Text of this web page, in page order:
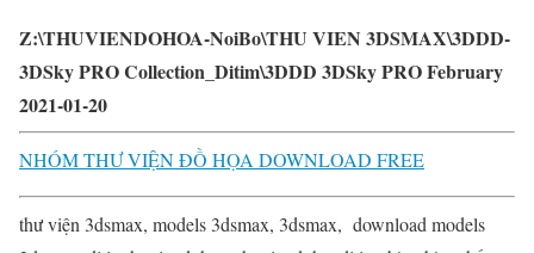
Z:\THUVIENDOHOA-NoiBo\THU VIEN 3DSMAX\3DDD-
3DSky PRO Collection_Ditim\3DDD 3DSky PRO February
2021-01-20
NHÓM THƯ VIỆN ĐỒ HỌA DOWNLOAD FREE
thư viện 3dsmax, models 3dsmax, 3dsmax, download models